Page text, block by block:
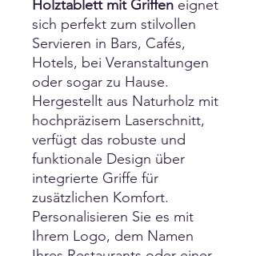
Holztablett mit Griffen eignet
sich perfekt zum stilvollen
Servieren in Bars, Cafés,
Hotels, bei Veranstaltungen
oder sogar zu Hause.
Hergestellt aus Naturholz mit
hochpräzisem Laserschnitt,
verfügt das robuste und
funktionale Design über
integrierte Griffe für
zusätzlichen Komfort.
Personalisieren Sie es mit
Ihrem Logo, dem Namen